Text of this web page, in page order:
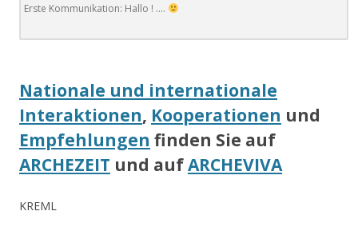
Erste Kommunikation: Hallo ! ….
Nationale und internationale
Interaktionen, Kooperationen und
Empfehlungen finden Sie auf
ARCHEZEIT und aufARCHEVIVA
KREML